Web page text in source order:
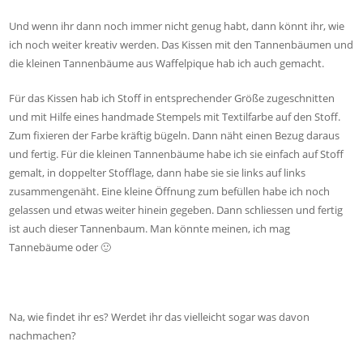
Und wenn ihr dann noch immer nicht genug habt, dann könnt ihr, wie
ich noch weiter kreativ werden. Das Kissen mit den Tannenbäumen und
die kleinen Tannenbäume aus Waffelpique hab ich auch gemacht.
Für das Kissen hab ich Stoff in entsprechender Größe zugeschnitten
und mit Hilfe eines handmade Stempels mit Textilfarbe auf den Stoff.
Zum fixieren der Farbe kräftig bügeln. Dann näht einen Bezug daraus
und fertig. Für die kleinen Tannenbäume habe ich sie einfach auf Stoff
gemalt, in doppelter Stofflage, dann habe sie sie links auf links
zusammengenäht. Eine kleine Öffnung zum befüllen habe ich noch
gelassen und etwas weiter hinein gegeben. Dann schliessen und fertig
ist auch dieser Tannenbaum. Man könnte meinen, ich mag
Tannebäume oder 🙂
Na, wie findet ihr es? Werdet ihr das vielleicht sogar was davon
nachmachen?